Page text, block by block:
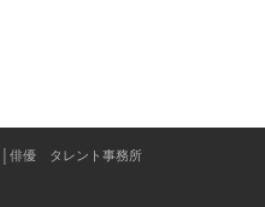
俳優 タレント事務所